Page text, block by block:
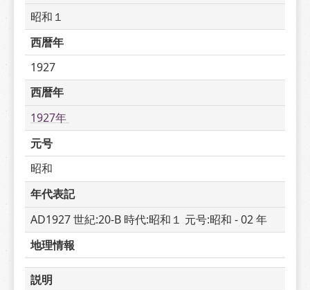
昭和１
西暦年
1927
西暦年
1927年
元号
昭和
年代表記
AD1927 世紀:20-B 時代:昭和１ 元号:昭和 - 02 年
地理情報
説明